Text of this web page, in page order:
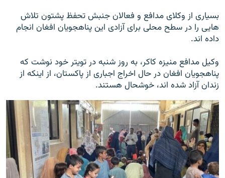
بسیاری از وکلای مدافع و فعالان جنبش تحفظ پشتون تلاش
هایی را در سطح محلی برای آزادی این پناهجویان افغان انجام
داده اند.
وکیل مدافع منیزه کاکر، به روز شنبه در تویتر خود نوشت که
پناهجویان افغان در حال اخراج اجباری از پاکستان، از اینکه از
زندان آزاد شده اند، خوشحال هستند.